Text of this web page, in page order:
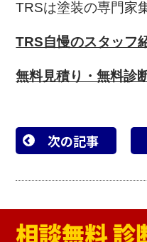
TRSは塗装の専門家
TRS自慢のスタッフ
無料見積り・無料診
次の記事